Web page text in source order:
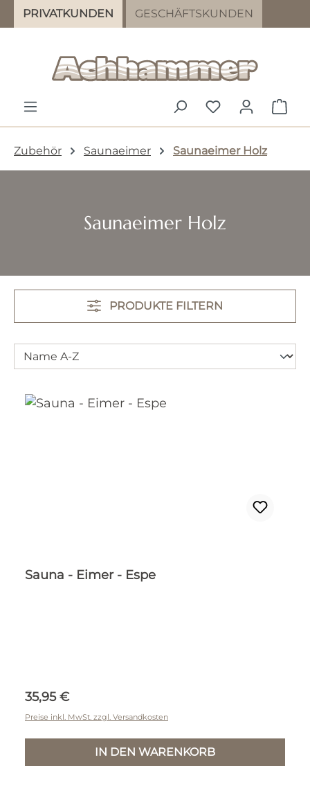
Zum Hauptinhalt springen
PRIVATKUNDEN GESCHÄFTSKUNDEN
DU HAST 0
Zubehör Saunaeimer Saunaeimer Holz
Saunaeimer Holz
PRODUKTE FILTERN
Sauna - Eimer - Espe
Regulärer Preis:
35,95 €
Preise inkl. MwSt. zzgl. Versandkosten
IN DEN WARENKORB